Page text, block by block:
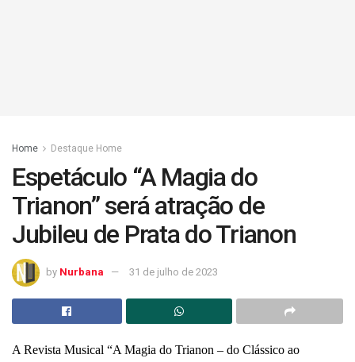
Home Destaque Home
Espetáculo “A Magia do
Trianon” será atração de
Jubileu de Prata do Trianon
by Nurbana 31 de julho de 2023
A Revista Musical “A Magia do Trianon – do Clássico ao